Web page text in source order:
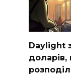
Daylight